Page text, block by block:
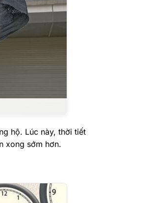
hộ. Lúc này, thời tiết
xong sớm hơn.